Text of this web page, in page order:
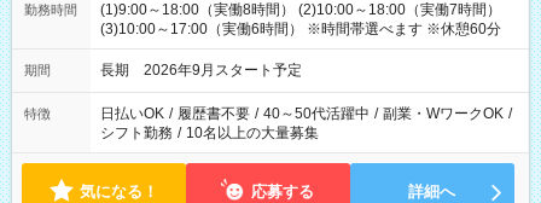
勤務時間
(1)9:00～18:00（実働8時間） (2)10:00～18:00（実働7時間）
(3)10:00～17:00（実働6時間） ※時間帯選べます ※休憩60分
期間 長期 2026年9月スタート予定
特徴 日払いOK / 履歴書不要 / 40～50代活躍中 / 副業・WワークOK /
シフト勤務 / 10名以上の大量募集
気になる！ 応募する 詳細へ